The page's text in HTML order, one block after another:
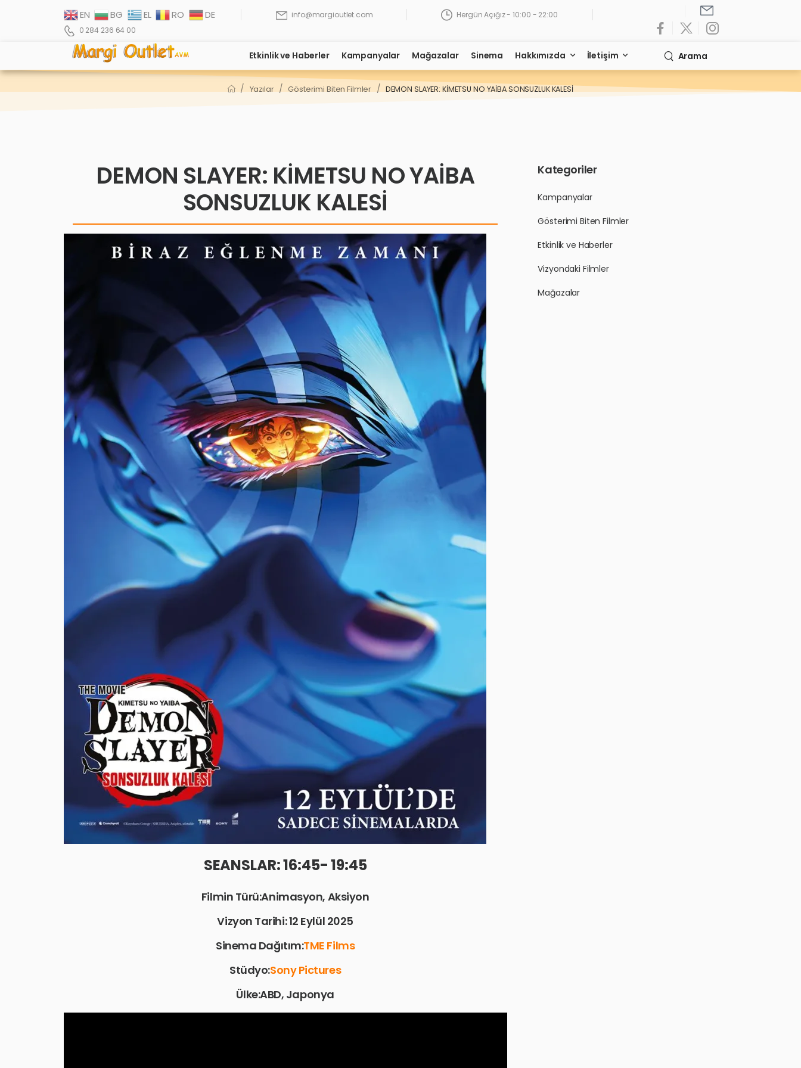
EN BG EL RO DE info@margioutlet.com
Hergün Açığız - 10:00 - 22:00
0 284 236 64 00
Etkinlik ve Haberler Kampanyalar Mağazalar Sinema Hakkımızda İletişim Arama
/ Yazılar / Gösterimi Biten Filmler / DEMON SLAYER: KİMETSU NO YAİBA SONSUZLUK KALESİ
Kategoriler
Kampanyalar
Gösterimi Biten Filmler
Etkinlik ve Haberler
Vizyondaki Filmler
Mağazalar
DEMON SLAYER: KİMETSU NO YAİBA
SONSUZLUK KALESİ
SEANSLAR: 16:45- 19:45
Filmin Türü:Animasyon, Aksiyon
Vizyon Tarihi: 12 Eylül 2025
Sinema Dağıtım:TME Films
Stüdyo:Sony Pictures
Ülke:ABD, Japonya